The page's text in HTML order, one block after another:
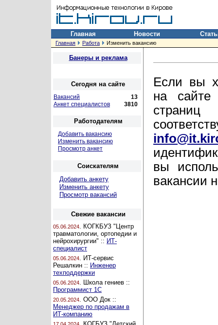
Главная Новости
Главная Работа Изменить вакансию
Банеры и реклама
Сегодня на сайте
Вакансий
13
Анкет специалистов
3810
Работодателям
Добавить вакансию
Изменить вакансию
Просмотр анкет
Соискателям
Добавить анкету
Изменить анкету
Просмотр вакансий
Свежие вакансии
05.06.2024. КОГКБУЗ "Центр
травматологии, ортопедии и
нейрохирургии" :: ИТ-
специалист
05.06.2024. ИТ-сервис
Решалкин :: Инженер
техподдержки
05.06.2024. Школа гениев ::
Программист 1С
20.05.2024. ООО Док ::
Менеджер по продажам в
ИТ-компанию
Если вы
на
вы
вакансии